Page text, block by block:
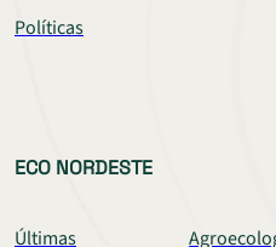
Políticas
ECO NORDESTE
Últimas